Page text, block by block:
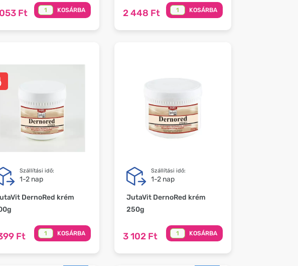
Ft KOSÁRBA 2 448 Ft KOSÁRBA
Szállítási idő:
1-2 nap
DernoRed krém
Ft KOSÁRBA
Szállítási idő:
1-2 nap
JutaVit DernoRed krém
250g
3 102 Ft KOSÁRBA